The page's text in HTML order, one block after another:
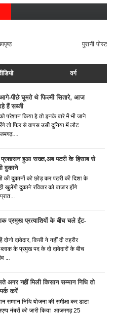
पुरानी पोस्ट
वर्ग
पीछे घूमते थे फिल्मी सितारे, आज
हैं सब्जी
परेशान किया है तो इनके बारे में भी जाने
तो फिर से वापस उसी दुनिया में लौट
हुआ सख्त,अब पटरी के हिसाब से
दुकाने
की दुकानों को छोड़ कर पटरी की दिशा के
खुलेंगी दुकाने रविवार को बाजार होंगे
प्रमुख प्रत्याशियों के बीच चले ईंट-
दोनो दावेदार, किसी ने नहीं दी तहरीर
के प्रमुख पद के दो दावेदारों के बीच
...
अगर नहीं मिली किसान सम्मान निधि तो
करें
सम्मान निधि योजना की समीक्षा कर डाटा
नंबरों को जारी किया आजमगढ़ 25